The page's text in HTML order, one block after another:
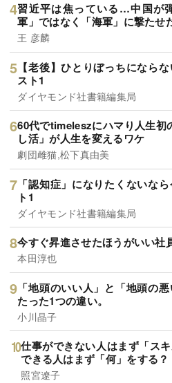
習近平は焦っている…中国が
軍」ではなく「海軍」に撃たせ
王 彦麟
【老後】ひとりぼっちになら
スト1
ダイヤモンド社書籍編集局
60代でtimeleszにハマり人生
し活」が人生を変えるワケ
劇団雌猫,松下真由美
「認知症」になりたくないな
ト1
ダイヤモンド社書籍編集局
今すぐ昇進させたほうがいい社
本田淳也
「地頭のいい人」と「地頭の
たった1つの違い。
小川晶子
仕事ができない人はまず「ス
できる人はまず「何」をする？
照宮遼子